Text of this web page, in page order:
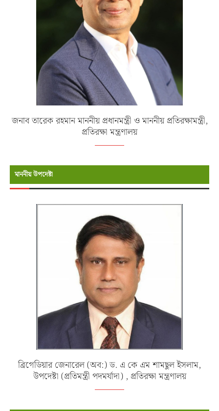
জনাব তারেক রহমান মাননীয় প্রধানমন্ত্রী ও মাননীয় প্রতিরক্ষামন্ত্রী,
প্রতিরক্ষা মন্ত্রণালয়
মাননীয় উপদেষ্টা
ব্রিগেডিয়ার জেনারেল (অব:) ড. এ কে এম শামছুল ইসলাম,
উপদেষ্টা (প্রতিমন্ত্রী পদমর্যাদা) , প্রতিরক্ষা মন্ত্রণালয়